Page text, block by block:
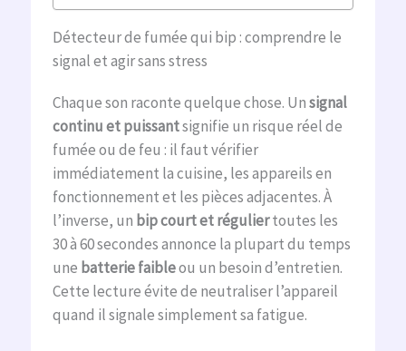
Détecteur de fumée qui bip : comprendre le
signal et agir sans stress
Chaque son raconte quelque chose. Unsignal
continu et puissantsignifie un risque réel de
fumée ou de feu : il faut vérifier
immédiatement la cuisine, les appareils en
fonctionnement et les pièces adjacentes. À
l’inverse, un bip court et réguliertoutes les
30 à 60 secondes annonce la plupart du temps
une batterie faibleou un besoin d’entretien.
Cette lecture évite de neutraliser l’appareil
quand il signale simplement sa fatigue.